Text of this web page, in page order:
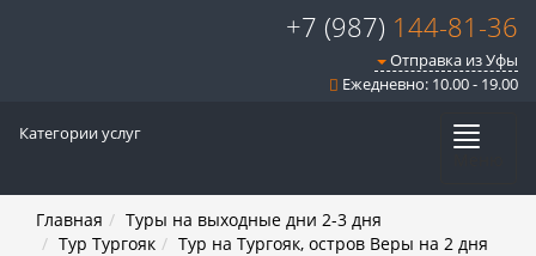
+7 (987) 144-81-36
Отправка из Уфы
Ежедневно: 10.00 - 19.00
Категории услуг
Главная
Туры на выходные дни 2-3 дня
Тур Тургояк
Тур на Тургояк, остров Веры на 2 дня